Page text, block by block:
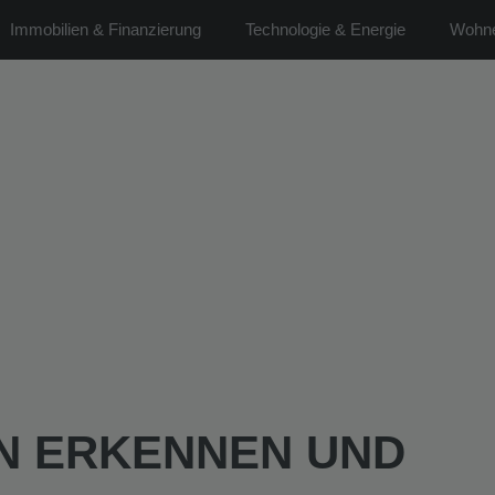
Immobilien & Finanzierung Technologie & Energie
ERKENNEN UND